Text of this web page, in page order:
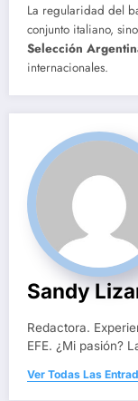
La regularidad del
conjunto italiano,
Selección
internacionales.
Sandy
Redactora.
EFE. ¿Mi pasión?
Ver Todas Las